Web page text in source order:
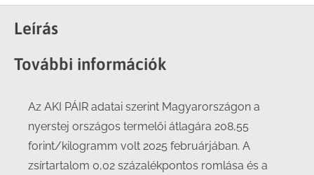
Facebook
X
Leírás
További információk
Az AKI PÁIR adatai szerint Magyarországon a
nyerstej országos termelői átlagára 208,55
forint/kilogramm volt 2025 februárjában. A
zsírtartalom 0,02 százalékpontos romlása és a